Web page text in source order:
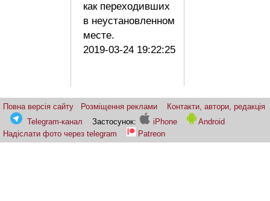
как переходивших
в неустановленном
месте.
2019-03-24 19:22:25
Повна версія сайту Розміщення реклами
Контакти, автори, редакція
Telegram-канал
Застосунок: iPhone
Android
Надіслати фото через telegram
Patreon